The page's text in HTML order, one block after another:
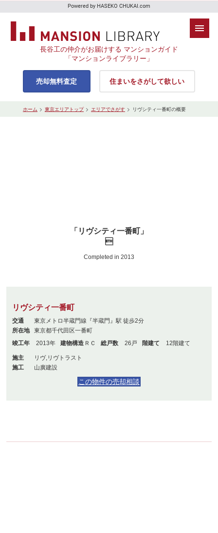
Powered by HASEKO CHUKAI.com
長谷工の仲介がお届けする マンションガイド
「マンションライブラリー」
売却無料査定 住まいをさがして欲しい
ホーム 東京エリアトップ エリアでさがす リヴシティ一番町の概要
「リヴシティ一番町」

Completed in 2013
リヴシティ一番町
交通
東京メトロ半蔵門線『半蔵門』駅 徒歩2分
所在地
東京都千代田区一番町
竣工年
2013年 建物構造 ＲＣ 総戸数 26戸 階建て 12階建て
施主
リヴ,リヴトラスト
施工
山廣建設
この物件の売却相談